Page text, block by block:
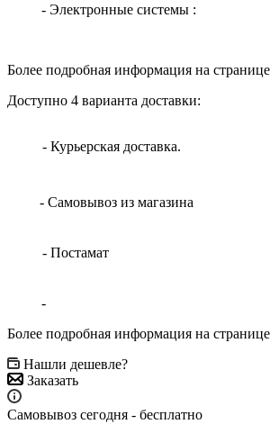
- Электронные системы :
Более подробная информация на странице
Доступно 4 варианта доставки:
- Курьерская доставка.
- Самовывоз из магазина
- Постамат
-
Более подробная информация на странице
Нашли дешевле?
Заказать
Самовывоз сегодня - бесплатно